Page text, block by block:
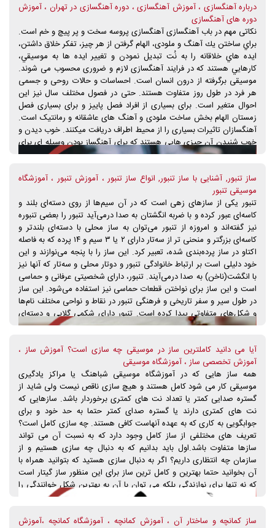
موسیقی شباهنگ با واحد ثبت نام ما در تماس باشید و اطلاغات تکمیلی را
برای حضور در کلاس های آموزش گیتار دریافت کنید.
درباره آهنگسازی ، آموزش آهنگسازی ، دوره آهنگسازی در تهران ، آموزش
دوره های آهنگسازی
نکاتی مهم در باب آهنگسازی آهنگسازی پروسه سخت و پر پیچ و خم است.
براي ساختن يك آهنگ و ملودی، الهام گرفتن از هر چيز، تفكر خلاق داشتن،
ايده هاي خلاقانه را به نُت تبديل نمودن و تغییر ايده ها به موسيقي،
كارهايي هستند كه در فرایند آهنگسازی لازم و ضروری محسوب می شوند.
موسیقی برگرفته از درون انسان است. احساسات و حالات روحی و جسمی
هر فرد در طول روز متفاوت هستند. حتی در فصول مختلف سال نیز این
احوال متغیر است. برای بسیاری از افراد فصل پاییز و برای بسیاری فصل
زمستان الهام بخش ساخت ملودی و آهنگ های عاشقانه و رمانتیک است.
آهنگسازان تاثیرات بسیاری را از محیط اطراف دریافت میکنند. خوب دیدن و
خوب شنیدن آن چیزی هایی هستند که برای آهنگساز بودن وسیله ای برای
تولید اثر ماندگار محسوب می شوند. بسیاری از خلاقیت ها در آهنگسازی از
ساخت تصنیف های عرفانی و معنوی می توان از صدای پرندگان الهام
گرفت. قطع به یقین طبیعت و زیبایی های آن که منشایی از کائنات دارند،
می تواند تاثیر عمیق تری بر روح مخاطب یا شنونده داشته باشد.
ساز تنبور, آشنایی با ساز تنبور, انواع ساز تنبور ، آموزش تنبور ، آموزشگاه
موسیقی تنبور
تنبور یکی از سازهای زهی است که در آن سیم‌ها از روی دسته‌ای بلند و
کاسه‌ای عبور کرده‌ و با ضربه انگشتان به صدا درمی‌آید تنبور را بعضی تنبوره
نیز گفته‌اند و امروزه از تنبور می‌توان به ساز محلی با دسته‌ای بلندتر و
کاسه‌ای بزرگتر و منحنی تر از سه‌تار دارای ۲ یا ۳ سیم و ۱۴ پرده که به فاصله
اکتاو در ساز پرده‌بندی شده، تعبیر کرد. این ساز را با پنجه می‌نوازند و این
خود دلیلی است بر ارتباط خانوادگی تنبور و دوتار محلی و سه‌تار که آنها نیز
با انگشت(ناخن) به صدا درمی‌آیند. تنبور، دارای شخصیتی عرفانی و حماسی
است و این ساز برای نواختن قطعات حماسی نیز استفاده می‌شود. این ساز
در طول سیر و سفر تاریخی و فرهنگی تنبور در نقاط و نواحی مختلف نام‌ها
و شکل‌های متفاوتی پیدا کرده است. تنبور دارای شکمی گلابی و دسته‌ای
دراز است که روی آن از ۱۰ تا ۱۵ پرده بسته می‌شود. دسته این ساز مانند سه
سطوح جلویی و جانبی آن، هر یک دو گوشی کار گذارده شده که سیم‌ها به
کوک می‌شود. این ساز معمولاً بدون مضراب و با انگشت نواخته می‌شود.
انواع تنبور با اسامی و اشکال مختلف: تنبور قوچانی، شروانی، بغدادی،
تیسفونی و انواع دو تار، چگور و قپوز. نواختن این ساز با شکل‌های مشابه
هنوز در بیشتر مناطق ایران رواج دارد. تنبور بر اساس شکل ظاهری دو نوع
است؛ تنبور کاسه‌ای که یک تیکه است و تنبور چمنی که همان ترکه‌ای است
و کاسه آن از تکه‌های چوب درست شده است. این نوع مزیتی که برنوع
اول دارد این است که هم ساخت آن راحت‌تر است و هم تعمیر آن.
تاریخچه تنبور: بر پایه ۳ مجسمه یافت شده در خرابه‌های شوش، تنبور
دارای تاریخچه‌ای مربوط به حدود ۱۵۰۰ پیش از میلاد است. تنبور زمانی در
انواع کاسه گلابی شکل رایج در ایران و سوریه ساخته می‌شده سپس از
طریق ترکیه و یونان به باختر رفته و کاسه بیضی شکل آن در مصر نواخته
ساسانیان، خسرو پرویز و قبل از آن هم به کار نواختن می‌آمده. تنبور ساز
آیا می دانید کاملترین ساز در موسیقی چه سازی است؟ آموزش ساز ،
آموزش تخصصی ساز ، آموزشگاه موسیقی
همه ساز هایی که در آموزشگاه موسیقی شباهنگ یا مراکز یادگیری
موسیقی کار می شود کامل هستند و هیچ سازی ناقص نیست ولی شاید از
گستره صدایی کمتر یا تعداد نت های کمتری برخوردار باشد. سازهایی که
نت های کمتری دارند یا گستره صدای کمتر حتما به حد خود و برای
جوابگویی به کاری که به عهده آنهاست کافی هستند. چه سازی کامل است؟
تعریف های مختلفی از ساز کامل وجود دارد که به نسبت آن می تواند
سازها متفاوت باشد.اول باید بدانیم که به دنبال چه سازی هستیم و از
سازمان چه انتظاری داریم؟ اگر به دنبال سازی هستید که بتوانید همراه با
آن بخوانید حتما بهترین و کامل ترین ساز برای این منظور ساز گیتار است
که نه تنها برای نوازندگی بلکه می توان با آن به بهترین شکل خوانندگی را
همراه کرد. در تعریف ساز کامل در موسیقی باید موارد زیر را در نظر داشته
همراهی با سازهای دیگر ۴-از لحاظ همراهی با خواندن ۵- از لحاظ سهولت
ساز کمانچه و ساختار آن ، آموزش کمانچه ، آموزشگاه کمانچه ،آموزش